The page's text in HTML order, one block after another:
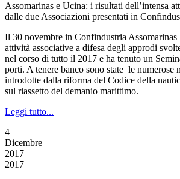
Assomarinas e Ucina: i risultati dell’intensa
dalle due Associazioni presentati in
Il 30 novembre in Confindustria Assomarinas
attività associative a difesa degli approdi
nel corso di tutto il 2017 e ha tenuto un
porti. A tenere banco sono state le numerose
introdotte dalla riforma del Codice della
sul riassetto del demanio marittimo.
Leggi tutto...
4
Dicembre
2017
2017